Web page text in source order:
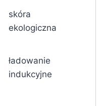
skóra
ekologiczna
ładowanie
indukcyjne